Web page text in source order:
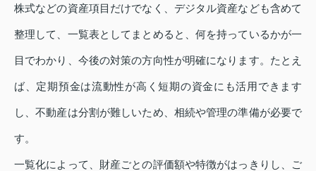
株式などの資産項目だけでなく、デジタル資産なども含めて
整理して、一覧表としてまとめると、何を持っているかが一
目でわかり、今後の対策の方向性が明確になります。たとえ
ば、定期預金は流動性が高く短期の資金にも活用できます
し、不動産は分割が難しいため、相続や管理の準備が必要で
す。
一覧化によって、財産ごとの評価額や特徴がはっきりし、ご